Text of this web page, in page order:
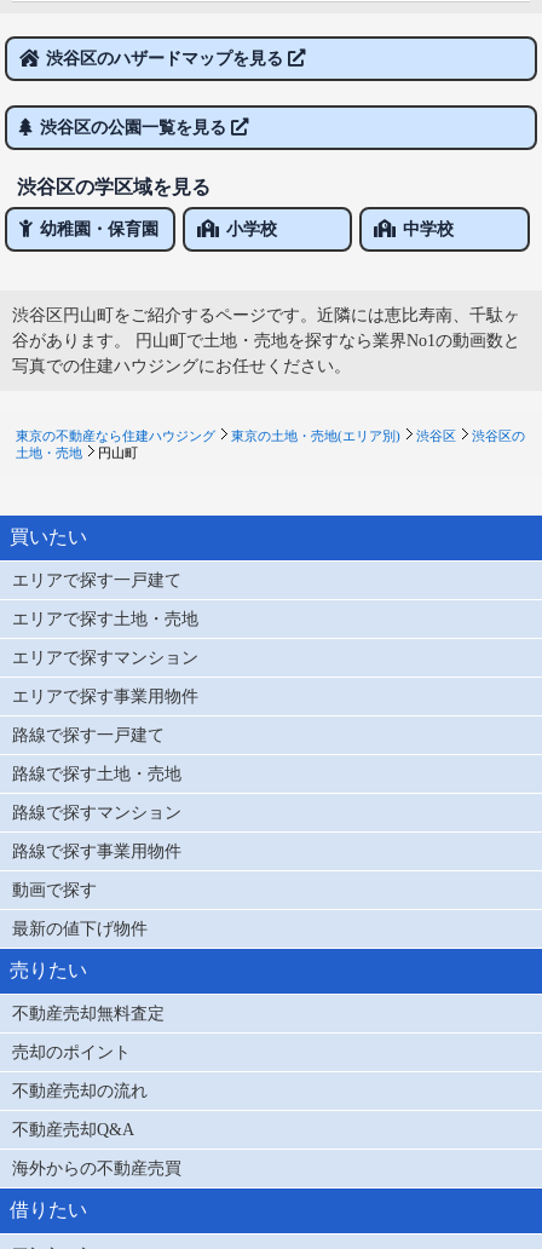
渋谷区のハザードマップを見る
渋谷区の公園一覧を見る
渋谷区の学区域を見る
幼稚園・保育園 小学校 中学校
渋谷区円山町をご紹介するページです。近隣には恵比寿南、千駄ヶ
谷があります。 円山町で土地・売地を探すなら業界No1の動画数と
写真での住建ハウジングにお任せください。
東京の不動産なら住建ハウジング 東京の土地・売地(エリア別) 渋谷区
渋谷区の
土地・売地
円山町
買いたい
エリアで探す一戸建て
エリアで探す土地・売地
エリアで探すマンション
エリアで探す事業用物件
路線で探す一戸建て
路線で探す土地・売地
路線で探すマンション
路線で探す事業用物件
動画で探す
最新の値下げ物件
売りたい
不動産売却無料査定
売却のポイント
不動産売却の流れ
不動産売却Q&A
海外からの不動産売買
借りたい